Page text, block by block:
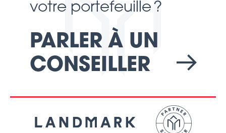
votre portefeuille ?
PARLER À UN
CONSEILLER